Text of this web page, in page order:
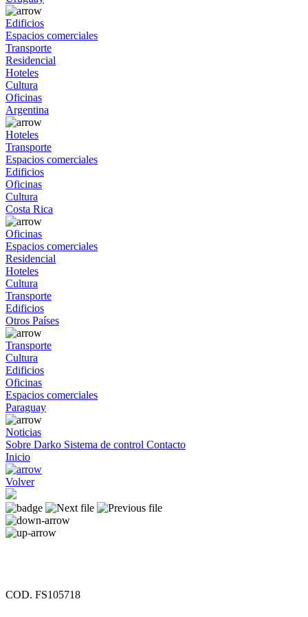
Edificios
Espacios comerciales
Transporte
Residencial
Hoteles
Cultura
Oficinas
Argentina
Hoteles
Transporte
Espacios comerciales
Edificios
Oficinas
Cultura
Costa Rica
Oficinas
Espacios comerciales
Residencial
Hoteles
Cultura
Transporte
Edificios
Otros Países
Transporte
Cultura
Edificios
Oficinas
Espacios comerciales
Paraguay
Noticias
Sobre Darko Sistema de control Contacto
Inicio
Volver
COD. FS105718